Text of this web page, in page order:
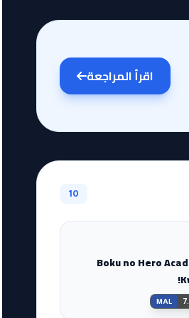
اقرأ المراجعة
10
Boku no Hero
MAL